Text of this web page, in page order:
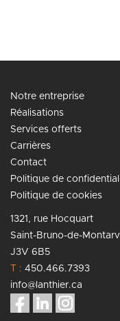
Notre entreprise
Réalisations
Services offerts
Carrières
Contact
Politique de
Politique de cookies
1321, rue Hocquart
Saint-Bruno-de-
J3V 6B5
T : 450.466.7393
info@lanthier.ca